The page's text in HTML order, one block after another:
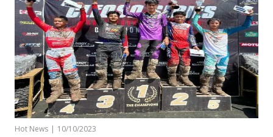
Hot News | 10/10/2023